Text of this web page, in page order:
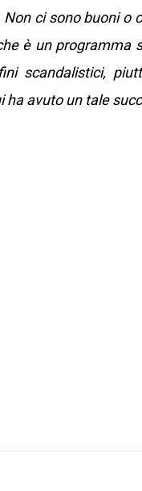
ci sono buoni o
è un programma
scandalistici,
avuto un tale